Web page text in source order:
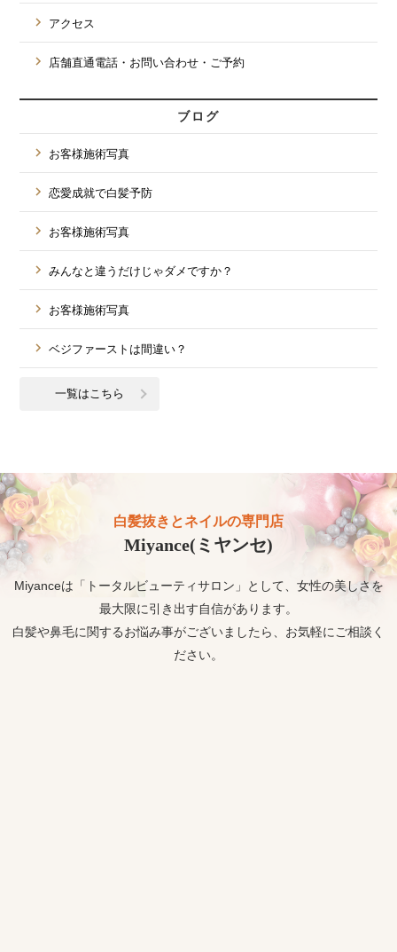
アクセス
店舗直通電話・お問い合わせ・ご予約
ブログ
お客様施術写真
恋愛成就で白髪予防
お客様施術写真
みんなと違うだけじゃダメですか？
お客様施術写真
ベジファーストは間違い？
一覧はこちら
白髪抜きとネイルの専門店
Miyance(ミヤンセ)
Miyanceは「トータルビューティサロン」として、女性の美しさを
最大限に引き出す自信があります。
白髪や鼻毛に関するお悩み事がございましたら、お気軽にご相談く
ださい。